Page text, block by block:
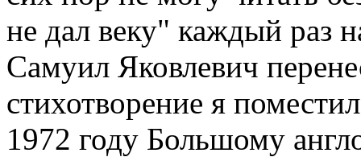
не дал веку" каждый раз
Самуил Яковлевич
стихотворение я
1972 году Большому